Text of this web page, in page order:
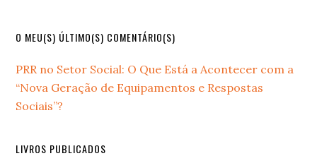
Primary
Sidebar
O MEU(S) ÚLTIMO(S) COMENTÁRIO(S)
PRR no Setor Social: O Que Está a Acontecer com a
“Nova Geração de Equipamentos e Respostas
Sociais”?
LIVROS PUBLICADOS